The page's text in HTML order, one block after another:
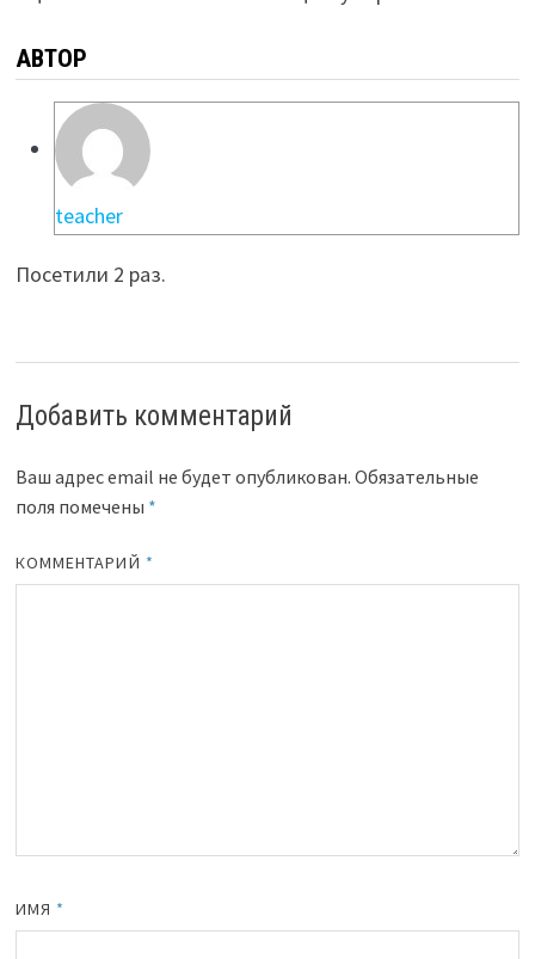
АВТОР
teacher
Посетили 2 раз.
Добавить комментарий
Ваш адрес email не будет опубликован. Обязательные
поля помечены *
КОММЕНТАРИЙ *
ИМЯ *